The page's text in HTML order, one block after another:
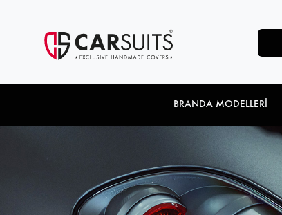
BRANDA MODELLERİ